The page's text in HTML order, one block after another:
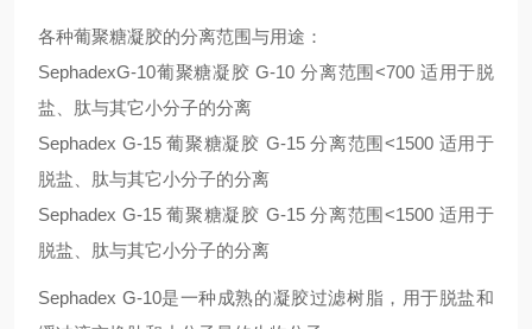
各种葡聚糖凝胶的分离范围与用途：
SephadexG-10葡聚糖凝胶 G-10 分离范围<700 适用于脱
盐、肽与其它小分子的分离
Sephadex G-15葡聚糖凝胶 G-15 分离范围<1500 适用于
脱盐、肽与其它小分子的分离
Sephadex G-15葡聚糖凝胶 G-15 分离范围<1500 适用于
脱盐、肽与其它小分子的分离
Sephadex G-10是一种成熟的凝胶过滤树脂，用于脱盐和